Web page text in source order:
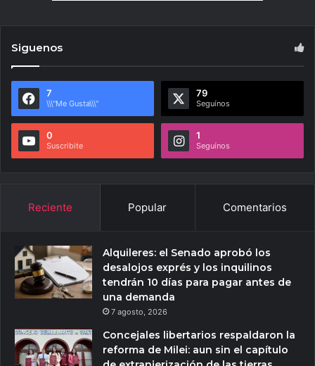
Siguenos
7
\\\"Me Gusta\\\"
79
Seguínos
0
Suscribite
1
Seguínos
Reciente Popular Comentarios
Alquileres: el Senado aprobó los
desalojos exprés y los inquilinos
tendrán 10 días para pagar antes de
una demanda
7 agosto, 2026
Concejales libertarios respaldaron la
reforma de Milei: aun sin el capítulo